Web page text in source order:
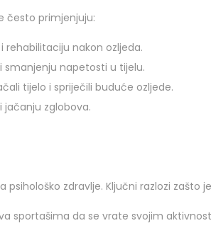
često primjenjuju:
rehabilitaciju nakon ozljeda.
smanjenju napetosti u tijelu.
tijelo i spriječili buduće ozljede.
zglobova.
zdravlje. Ključni razlozi zašto
sportašima da se vrate svojim